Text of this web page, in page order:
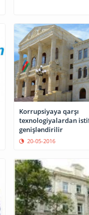
Korrupsiyaya qarşı
texnologiyalardan
genişləndirilir
20-05-2016